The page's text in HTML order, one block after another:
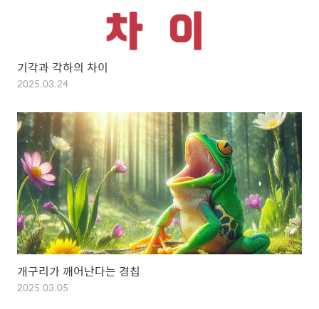
기각과 각하의 차이
2025.03.24
개구리가 깨어난다는 경칩
2025.03.05